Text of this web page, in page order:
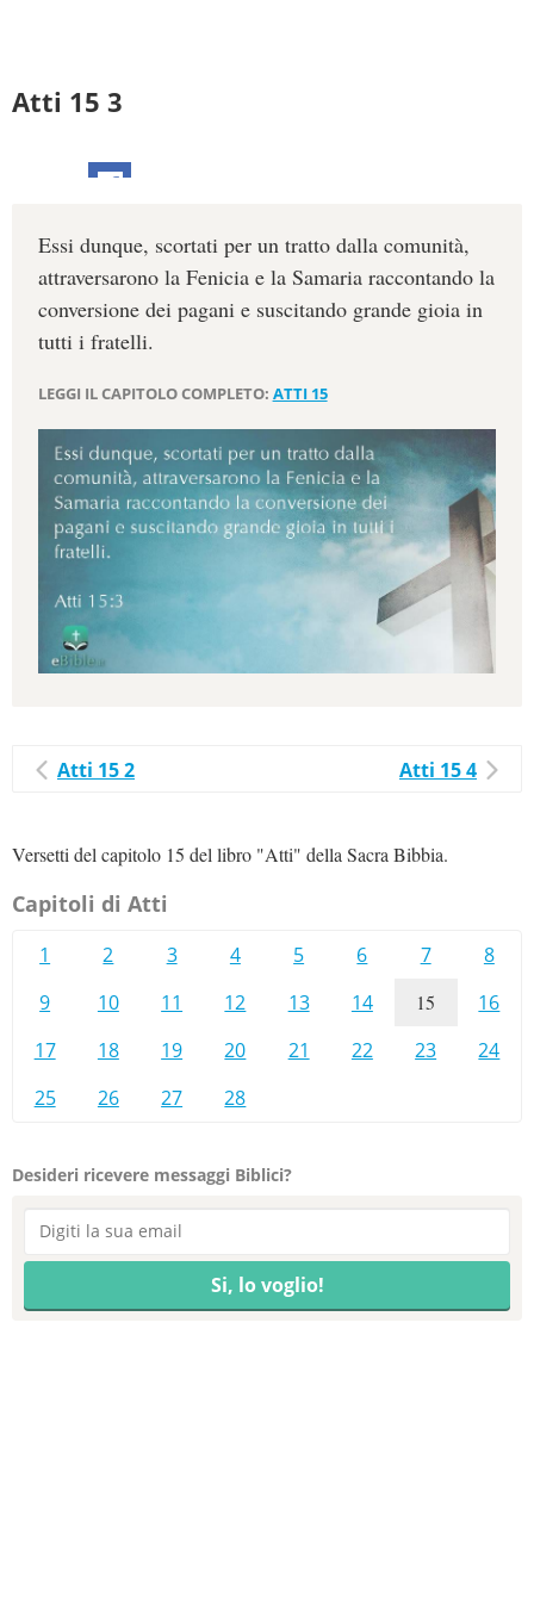
Atti 15 3
Essi dunque, scortati per un tratto dalla comunità,
attraversarono la Fenicia e la Samaria raccontando la
conversione dei pagani e suscitando grande gioia in
tutti i fratelli.
LEGGI IL CAPITOLO COMPLETO: ATTI 15
Atti 15 2 Atti 15 4
Versetti del capitolo 15 del libro "Atti" della Sacra Bibbia.
Capitoli di Atti
1 2 3 4 5 6 7
8
9
10 11 12 13 14 15
16
17
18 19 20 21 22 23
24
25
26 27 28
Desideri ricevere messaggi Biblici?